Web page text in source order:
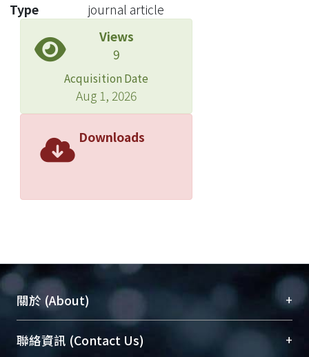
Type
journal article
Views
9
Acquisition Date
Aug 1, 2026
Downloads
關於 (About) +
臺大位居世界頂尖大學之列，為永久珍藏及向國際
聯絡資訊 (Contact Us) +